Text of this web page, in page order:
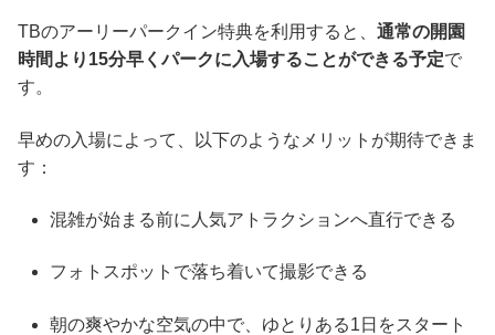
TBのアーリーパークイン特典を利用すると、 通常の開園
時間より15分早くパークに入場することができる予定で
す。
早めの入場によって、以下のようなメリットが期待できま
す：
混雑が始まる前に人気アトラクションへ直行できる
フォトスポットで落ち着いて撮影できる
朝の爽やかな空気の中で、ゆとりある1日をスタート